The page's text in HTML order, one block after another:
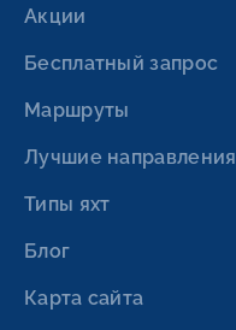
Акции
Бесплатный запрос
Маршруты
Лучшие направления
Типы яхт
Блог
Карта сайта